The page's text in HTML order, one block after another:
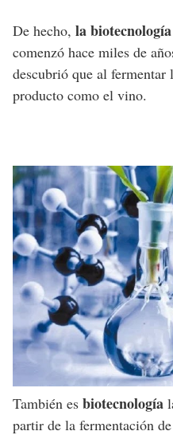
De hecho, la biotecnología
comenzó hace miles de
descubrió que al fermentar
producto como el vino.
También es biotecnología
partir de la fermentación